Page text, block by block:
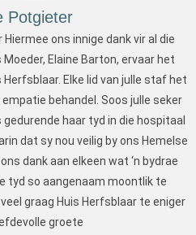
Potgieter
ons innige dank vir al die
Elaine Barton, ervaar het
Elke lid van julle staf het
behandel. Soos julle seker
haar tyd in die hospitaal
dat sy nou veilig by ons Hemelse
dank aan elkeen wat ‘n bydrae
tyd so aangenaam moontlik te
graag Huis Herfsblaar te eniger
groete